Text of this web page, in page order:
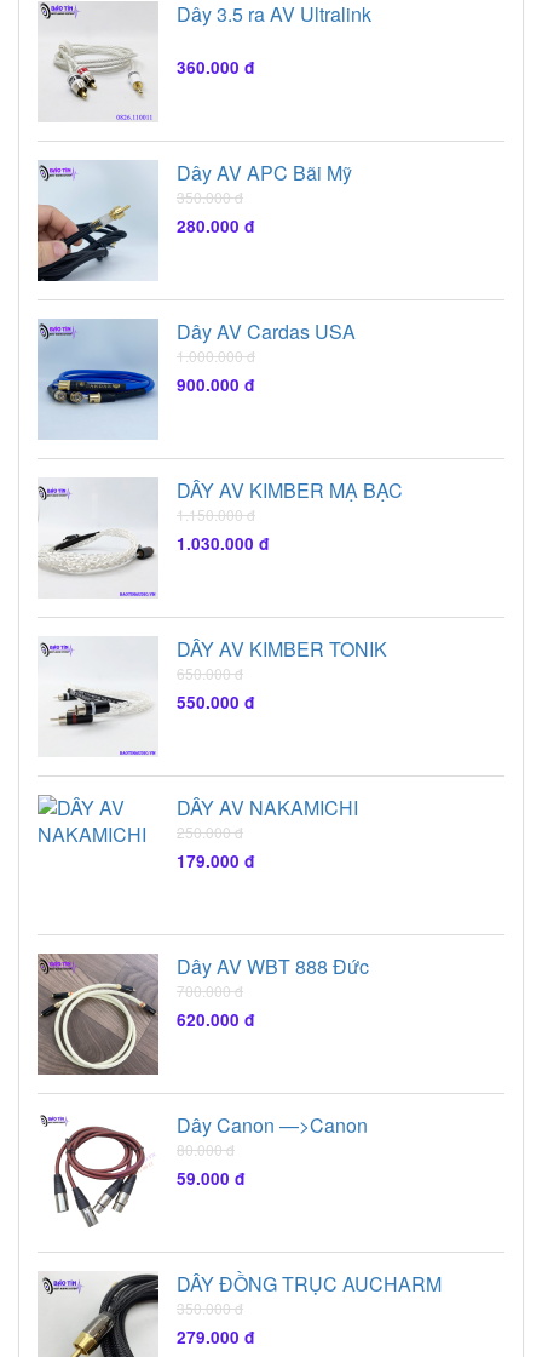
Dây 3.5 ra AV Ultralink
360.000 đ
Dây AV APC Bãi Mỹ
350.000 đ
280.000 đ
Dây AV Cardas USA
1.000.000 đ
900.000 đ
DÂY AV KIMBER MẠ BẠC
1.150.000 đ
1.030.000 đ
DÂY AV KIMBER TONIK
650.000 đ
550.000 đ
DÂY AV NAKAMICHI
250.000 đ
179.000 đ
Dây AV WBT 888 Đức
700.000 đ
620.000 đ
Dây Canon —>Canon
80.000 đ
59.000 đ
DÂY ĐỒNG TRỤC AUCHARM
350.000 đ
279.000 đ